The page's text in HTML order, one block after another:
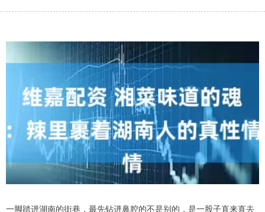
一脚踏进湖南的街巷，最先钻进鼻腔的不是别的，是一股子直来直去